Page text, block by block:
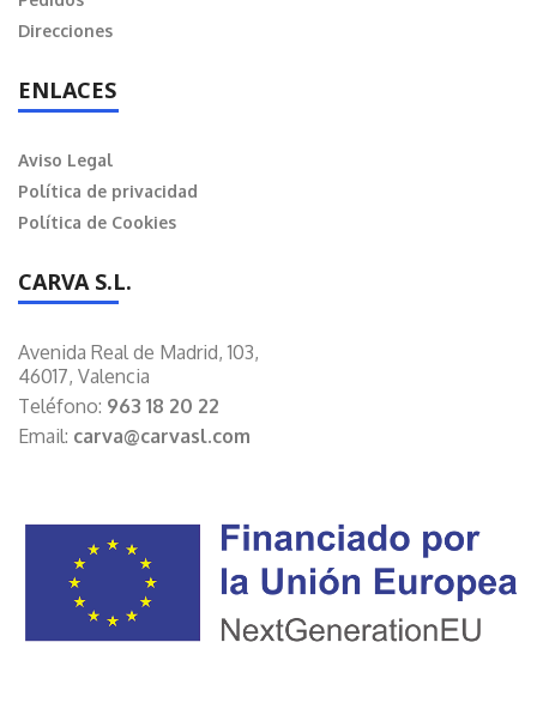
Direcciones
ENLACES
Aviso Legal
Política de privacidad
Política de Cookies
CARVA S.L.
Avenida Real de Madrid, 103,
46017, Valencia
Teléfono: 963 18 20 22
Email: carva@carvasl.com